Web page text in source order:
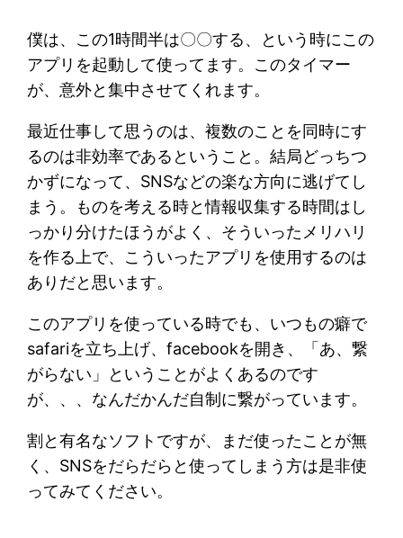
僕は、この1時間半は〇〇する、という時にこの
アプリを起動して使ってます。このタイマー
が、意外と集中させてくれます。
最近仕事して思うのは、複数のことを同時にす
るのは非効率であるということ。結局どっちつ
かずになって、SNSなどの楽な方向に逃げてし
まう。ものを考える時と情報収集する時間はし
っかり分けたほうがよく、そういったメリハリ
を作る上で、こういったアプリを使用するのは
ありだと思います。
このアプリを使っている時でも、いつもの癖で
safariを立ち上げ、facebookを開き、「あ、繋
がらない」ということがよくあるのです
が、、、なんだかんだ自制に繋がっています。
割と有名なソフトですが、まだ使ったことが無
く、SNSをだらだらと使ってしまう方は是非使
ってみてください。